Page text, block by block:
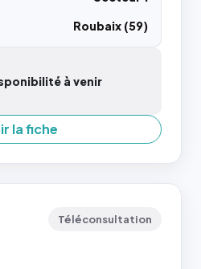
Roubaix (59)
à venir
la fiche
Téléconsultation